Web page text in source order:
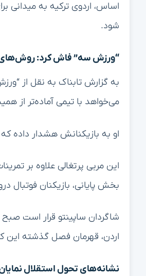
اساس، اردوی ترکیه به میدانی
شود.
“ورزش سه” فاش کرد:
به گزارش تابناک به نقل از
می‌خواهد با تیمی آماده‌تر از
او به بازیکنانش هشدار داده
این مربی پرتغالی علاوه بر
بخش پایانی، بازیکنان فوتبال
شاگردان ساپینتو قرار است صبح
اردن، قهرمان فصل گذشته این
نشانه‌های تحول استقلال